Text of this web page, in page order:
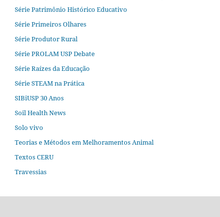
Série Patrimônio Histórico Educativo
Série Primeiros Olhares
Série Produtor Rural
Série PROLAM USP Debate
Série Raízes da Educação
Série STEAM na Prática
SIBiUSP 30 Anos
Soil Health News
Solo vivo
Teorias e Métodos em Melhoramentos Animal
Textos CERU
Travessias